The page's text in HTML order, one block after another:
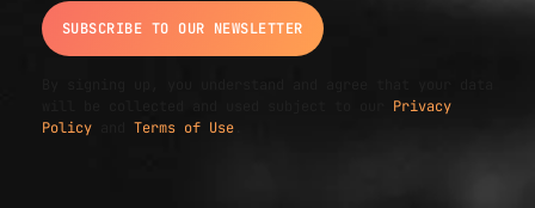
Privacy
Policy
Terms of Use